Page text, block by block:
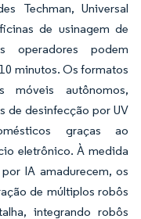
Techman, Universal
de usinagem de
operadores podem
minutos. Os formatos
autônomos,
de desinfecção por UV
graças ao
eletrônico. À medida
IA amadurecem, os
de múltiplos robôs
integrando robôs